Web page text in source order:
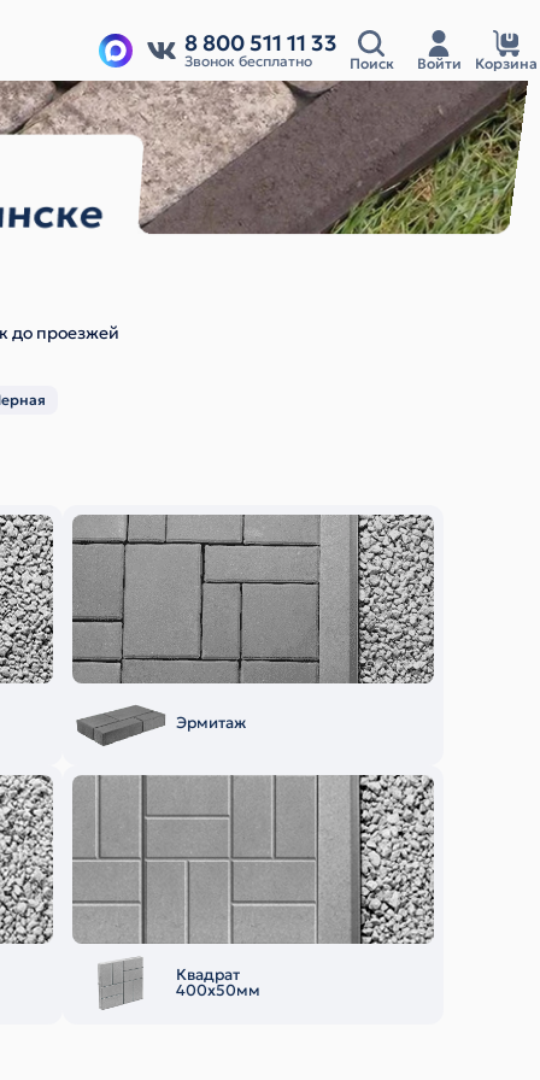
8 800 511 11 33
Звонок бесплатно Поиск Войти Корзина
до проезжей
Эрмитаж
Квадрат
400х50мм